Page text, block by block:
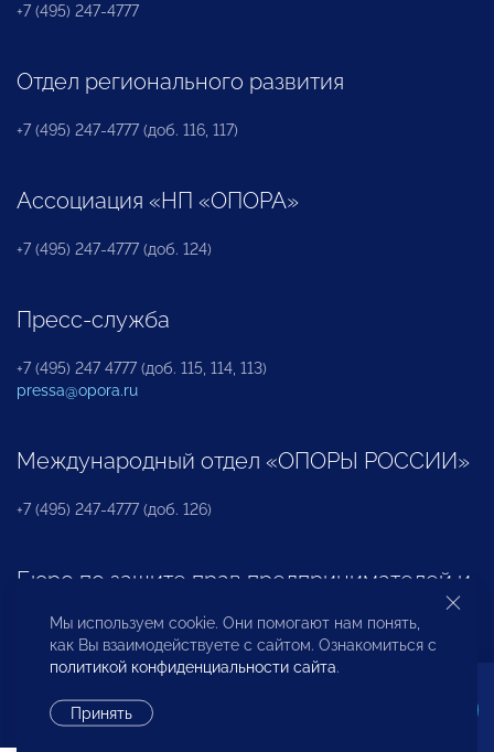
+7 (495) 247-4777
Отдел регионального развития
+7 (495) 247-4777 (доб. 116, 117)
Ассоциация «НП «ОПОРА»
+7 (495) 247-4777 (доб. 124)
Пресс-служба
+7 (495) 247 4777 (доб. 115, 114, 113)
pressa@opora.ru
Международный отдел «ОПОРЫ РОССИИ»
+7 (495) 247-4777 (доб. 126)
Бюро по защите прав предпринимателей и
инвесторов
+7 (495) 247-4777 (доб. 122)
Мы используем cookie. Они помогают нам понять,
как Вы взаимодействуете с сайтом. Ознакомиться с
политикой конфиденциальности сайта.
Принять